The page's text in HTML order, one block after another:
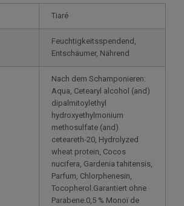
Tiaré
Feuchtigkeitsspendend,
Entschäumer, Nährend
Nach dem Schamponieren:
Aqua, Cetearyl alcohol (and)
dipalmitoylethyl
hydroxyethylmonium
methosulfate (and)
ceteareth-20, Hydrolyzed
wheat protein, Cocos
nucifera, Gardenia tahitensis,
Parfum, Chlorphenesin,
Tocopherol.Garantiert ohne
Parabene.0,5 % Monoï de